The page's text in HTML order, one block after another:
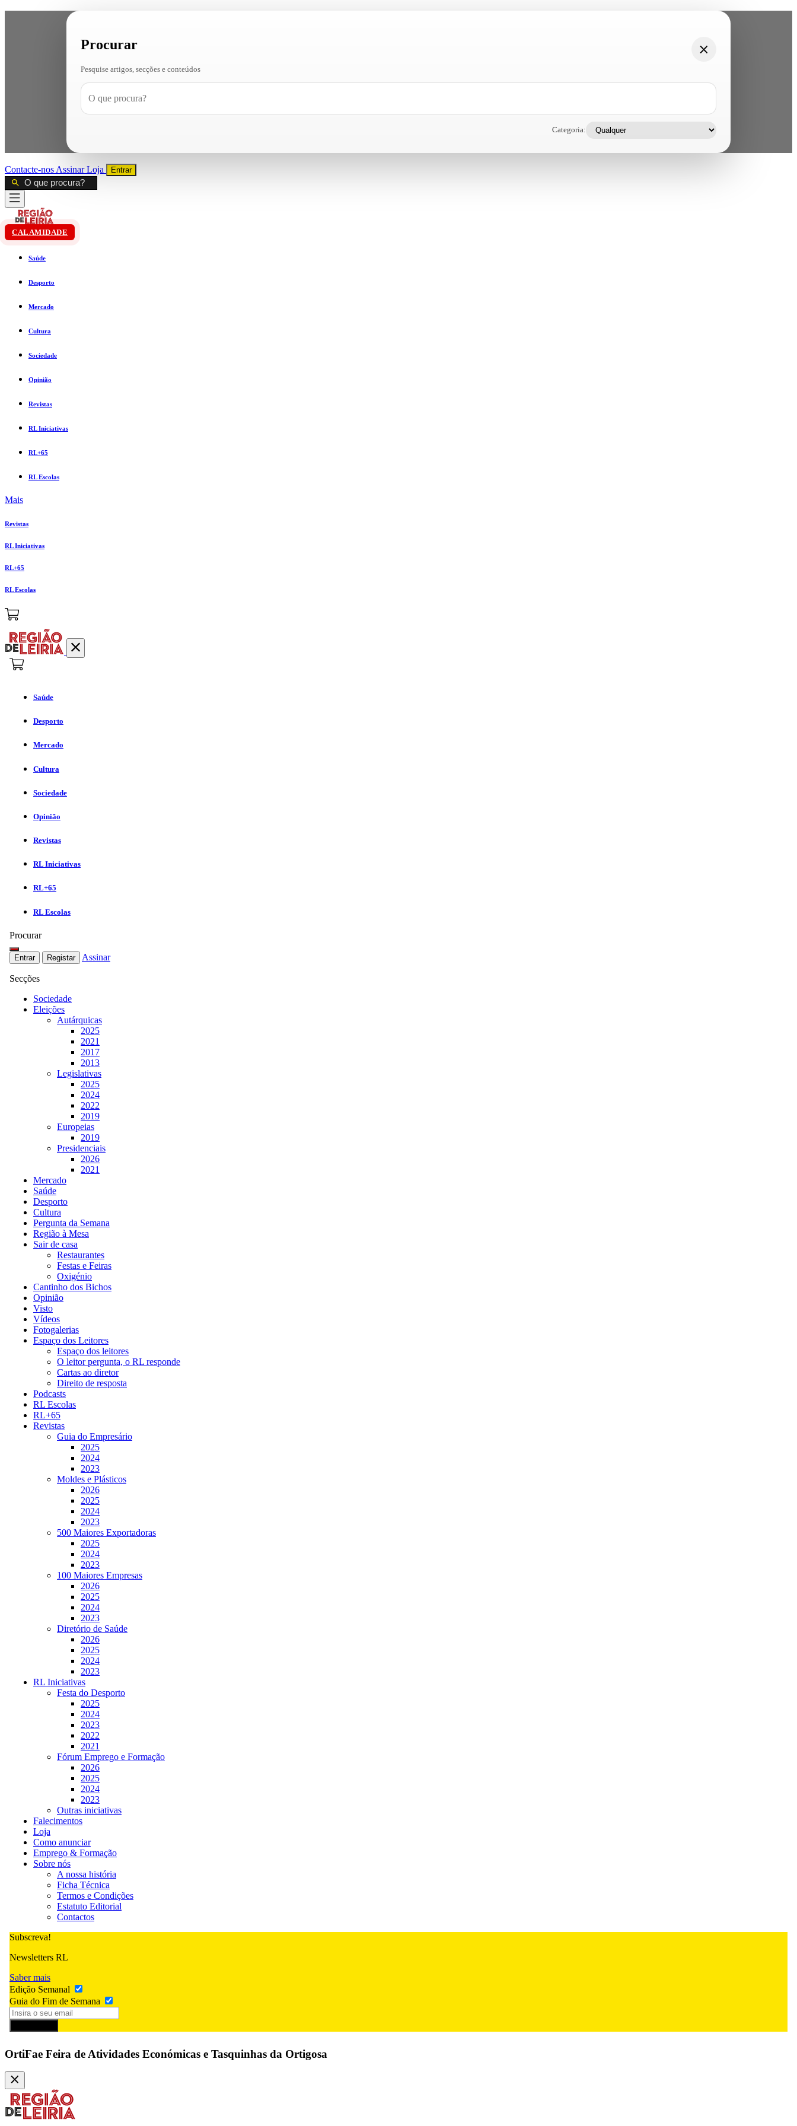
Procurar
Pesquise artigos, secções e conteúdos
Categoria:
Contacte-nos AssinarLoja Entrar
CALAMIDADE
Saúde
Desporto
Mercado
Cultura
Sociedade
Opinião
Revistas
RL Iniciativas
RL+65
RL Escolas
Mais
Revistas
RL Iniciativas
RL+65
RL Escolas
Saúde
Desporto
Mercado
Cultura
Sociedade
Opinião
Revistas
RL Iniciativas
RL+65
RL Escolas
Procurar
Entrar Registar Assinar
Secções
Sociedade
Eleições
Autárquicas
2025
2021
2017
2013
Legislativas
2025
2024
2022
2019
Europeias
2019
Presidenciais
2026
2021
Mercado
Saúde
Desporto
Cultura
Pergunta da Semana
Região à Mesa
Sair de casa
Restaurantes
Festas e Feiras
Oxigénio
Cantinho dos Bichos
Opinião
Visto
Vídeos
Fotogalerias
Espaço dos Leitores
Espaço dos leitores
O leitor pergunta, o RL responde
Cartas ao diretor
Direito de resposta
Podcasts
RL Escolas
RL+65
Revistas
Guia do Empresário
2025
2024
2023
Moldes e Plásticos
2026
2025
2024
2023
500 Maiores Exportadoras
2025
2024
2023
100 Maiores Empresas
2026
2025
2024
2023
Diretório de Saúde
2026
2025
2024
2023
RL Iniciativas
Festa do Desporto
2025
2024
2023
2022
2021
Fórum Emprego e Formação
2026
2025
2024
2023
Outras iniciativas
Falecimentos
Loja
Como anunciar
Emprego & Formação
Sobre nós
A nossa história
Ficha Técnica
Termos e Condições
Estatuto Editorial
Contactos
Subscreva!
Newsletters RL
Saber mais
Edição Semanal
Guia do Fim de Semana
OrtiFae Feira de Atividades Económicas e Tasquinhas da Ortigosa